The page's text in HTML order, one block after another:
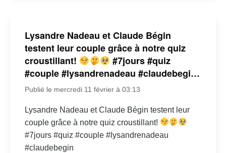
Lysandre Nadeau et Claude Bégin
testent leur couple grâce à notre quiz
croustillant!
#7jours #quiz
#couple #lysandrenadeau #claudebegi…
Publié le mercredi 11 février à 03:13
Lysandre Nadeau et Claude Bégin testent leur
couple grâce à notre quiz croustillant!
#7jours #quiz #couple #lysandrenadeau
#claudebegin